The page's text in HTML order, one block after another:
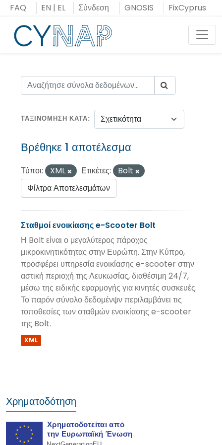
Μεταπήδηση
στο
περιεχόμενο
FAQ EN | EL Σύνδεση GNOSIS FixCyprus
ΤΑΞΙΝΌΜΗΣΗ ΚΑΤΆ
Βρέθηκε 1 αποτέλεσμα
Τύποι: XML Ετικέτες:
Bolt
Φίλτρα Αποτελεσμάτων
Σταθμοί ενοικίασης e-Scooter Bolt
Η Bolt είναι ο μεγαλύτερος πάροχος
μικροκινητικότητας στην Ευρώπη. Στην Κύπρο,
προσφέρει υπηρεσία ενοικίασης e-scooter στην
αστική περιοχή της Λευκωσίας, διαθέσιμη 24/7,
μέσω της ειδικής εφαρμογής για κινητές συσκευές.
Το παρόν σύνολο δεδομένψν περιλαμβάνει τις
τοποθεσίες των σταθμών ενοικίασης e-scooter
της Bolt.
XML
Χρηματοδότηση